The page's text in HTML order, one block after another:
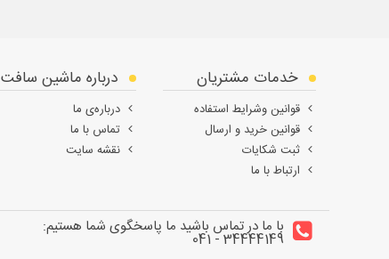
خدمات مشتریان
قوانین وشرایط استفاده
قوانین خرید و ارسال
ثبت شکایات
ارتباط با ما
درباره ماشین سافت
درباره‌ی ما
تماس با ما
نقشه سایت
با ما در تماس باشید ما پاسخگوی شما هستیم:
34444149 - 041